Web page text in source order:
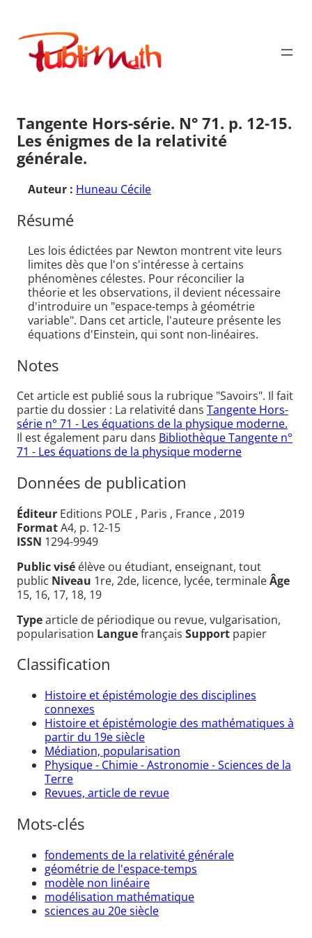
contenu
Publimath
Tangente Hors-série. N° 71. p. 12-15.
Les énigmes de la relativité
générale.
Auteur : Huneau Cécile
Résumé
Les lois édictées par Newton montrent vite leurs
limites dès que l'on s'intéresse à certains
phénomènes célestes. Pour réconcilier la
théorie et les observations, il devient nécessaire
d'introduire un "espace-temps à géométrie
variable". Dans cet article, l'auteure présente les
équations d'Einstein, qui sont non-linéaires.
Notes
Cet article est publié sous la rubrique "Savoirs". Il fait
partie du dossier : La relativité dans Tangente Hors-
série n° 71 - Les équations de la physique moderne.
Il est également paru dans Bibliothèque Tangente n°
71 - Les équations de la physique moderne
Données de publication
Éditeur Editions POLE , Paris , France , 2019
FormatA4, p. 12-15
ISSN 1294-9949
Public visé élève ou étudiant, enseignant, tout
public Niveau 1re, 2de, licence, lycée, terminaleÂge
15, 16, 17, 18, 19
Typearticle de périodique ou revue, vulgarisation,
popularisation Languefrançais Support papier
Classification
Histoire et épistémologie des disciplines
connexes
Histoire et épistémologie des mathématiques à
partir du 19e siècle
Médiation, popularisation
Physique - Chimie - Astronomie - Sciences de la
Terre
Revues, article de revue
Mots-clés
fondements de la relativité générale
géométrie de l'espace-temps
modèle non linéaire
modélisation mathématique
sciences au 20e siècle